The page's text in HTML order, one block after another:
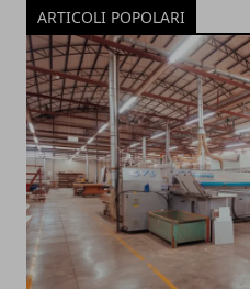
ARTICOLI POPOLARI